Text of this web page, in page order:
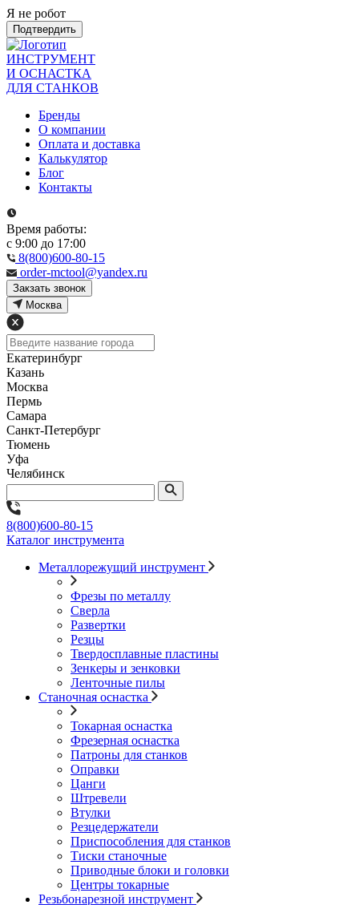
Я не робот
Подтвердить
ИНСТРУМЕНТ
И ОСНАСТКА
ДЛЯ СТАНКОВ
Бренды
О компании
Оплата и доставка
Калькулятор
Блог
Контакты
Время работы:
с 9:00 до 17:00
8(800)600-80-15
order-mctool@yandex.ru
Закзать звонок
Москва
Екатеринбург
Казань
Москва
Пермь
Самара
Санкт-Петербург
Тюмень
Уфа
Челябинск
8(800)600-80-15
Каталог инструмента
Металлорежущий инструмент
Фрезы по металлу
Сверла
Развертки
Резцы
Твердосплавные пластины
Зенкеры и зенковки
Ленточные пилы
Станочная оснастка
Токарная оснастка
Фрезерная оснастка
Патроны для станков
Оправки
Цанги
Штревели
Втулки
Резцедержатели
Приспособления для станков
Тиски станочные
Приводные блоки и головки
Центры токарные
Резьбонарезной инструмент